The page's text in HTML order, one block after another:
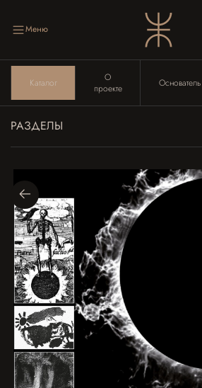
Меню
Каталог
О
проекте
Основатель
РАЗДЕЛЫ